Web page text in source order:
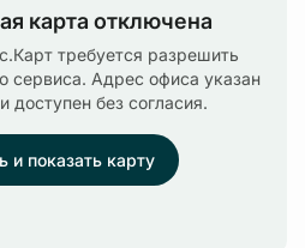
карта отключена
требуется разрешить
сервиса. Адрес офиса указан
доступен без согласия.
и показать карту